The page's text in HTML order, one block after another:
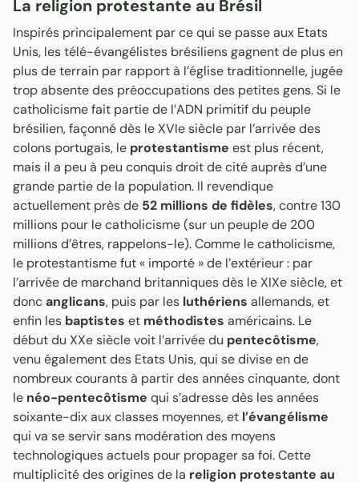
La religion protestante au Brésil
Inspirés principalement par ce qui se passe aux Etats
Unis, les télé-évangélistes brésiliens gagnent de plus en
plus de terrain par rapport à l’église traditionnelle, jugée
trop absente des préoccupations des petites gens. Si le
catholicisme fait partie de l’ADN primitif du peuple
brésilien, façonné dès le XVIe siècle par l’arrivée des
colons portugais, le protestantisme est plus récent,
mais il a peu à peu conquis droit de cité auprès d’une
grande partie de la population. Il revendique
actuellement près de 52 millions de fidèles, contre 130
millions pour le catholicisme (sur un peuple de 200
millions d’êtres, rappelons-le). Comme le catholicisme,
le protestantisme fut « importé » de l’extérieur : par
l’arrivée de marchand britanniques dès le XIXe siècle, et
doncanglicans, puis par les luthériens allemands, et
enfin les baptistes et méthodistes américains. Le
début du XXe siècle voit l’arrivée du pentecôtisme,
venu également des Etats Unis, qui se divise en de
nombreux courants à partir des années cinquante, dont
le néo-pentecôtisme qui s’adresse dès les années
soixante-dix aux classes moyennes, et l’évangélisme
qui va se servir sans modération des moyens
technologiques actuels pour propager sa foi. Cette
multiplicité des origines de la religion protestante au